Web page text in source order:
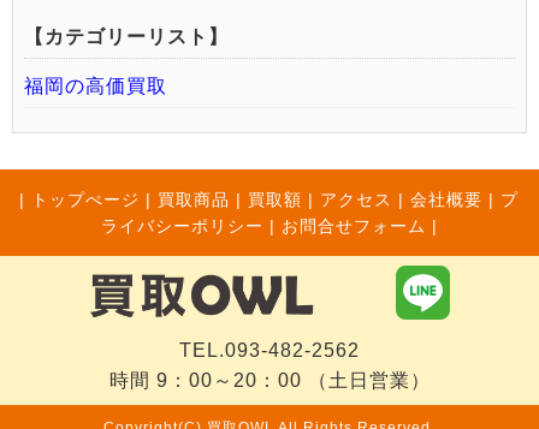
【カテゴリーリスト】
福岡の高価買取
| トップぺージ | 買取商品 | 買取額 | アクセス | 会社概要 | プ
ライバシーポリシー | お問合せフォーム |
TEL.093-482-2562
時間 9：00～20：00 （土日営業）